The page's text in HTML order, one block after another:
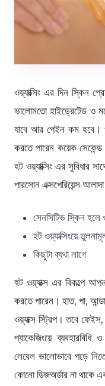
ওয়্যাক্সিং এর দিন স্কিন
ভালোমতো হাইড্রেটেড ও
যাবে আর পেইন কম হবে।
করতে পারেন কয়েক
হট ওয়্যাক্সিং এর সুবিধার
পারসোন এক্সপেরিয়েন্স
সেনসিটিভ স্কিন হলে
হট ওয়্যাক্সিংয়ে
কিছুটা ব্যথা লাগে
হট ওয়্যাক্স এর বিকল্পে
করতে পারেন। হাত, পা,
ওয়্যাক্স স্ট্রিপ। তবে
প্যাকেজিংয়ে
লেবেল ভালোভাবে পড়ে
কোনো ডিজঅর্ডার না থাকে